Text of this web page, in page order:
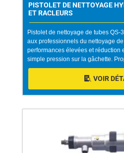
PISTOLET DE NETTOYAGE
ET RACLEURS
Pistolet de nettoyage de tubes QS-
aux professionnels du nettoyage
performances élevées et réduction
simple pression sur la gâchette.
 VOIR